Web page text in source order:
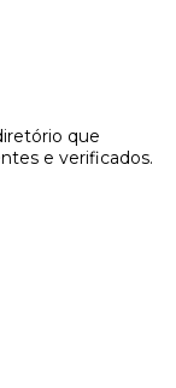
que
e verificados.